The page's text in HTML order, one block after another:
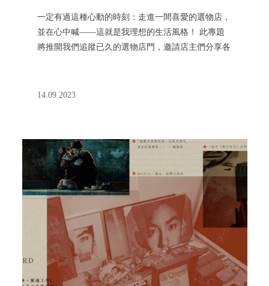
一定有過這種心動的時刻：走進一間喜愛的選物店，
並在心中喊——這就是我理想的生活風格！ 此專題
將推開我們追蹤已久的選物店門，邀請店主們分享各
14.09.2023